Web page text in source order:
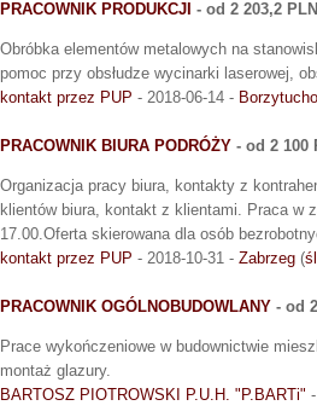
PRACOWNIK PRODUKCJI - od 2 203,2 PLN
Obróbka elementów metalowych na
pomoc przy obsłudze wycinarki laserowej,
kontakt przez PUP - 2018-06-14 -
PRACOWNIK BIURA PODRÓŻY - od 2 100
Organizacja pracy biura, kontakty z
klientów biura, kontakt z klientami. Praca w
17.00.Oferta skierowana dla osób
kontakt przez PUP - 2018-10-31 - Zabrzeg (
PRACOWNIK OGÓLNOBUDOWLANY - od
Prace wykończeniowe w budownictwie
montaż glazury.
BARTOSZ PIOTROWSKI P.U.H. "P.BARTi"